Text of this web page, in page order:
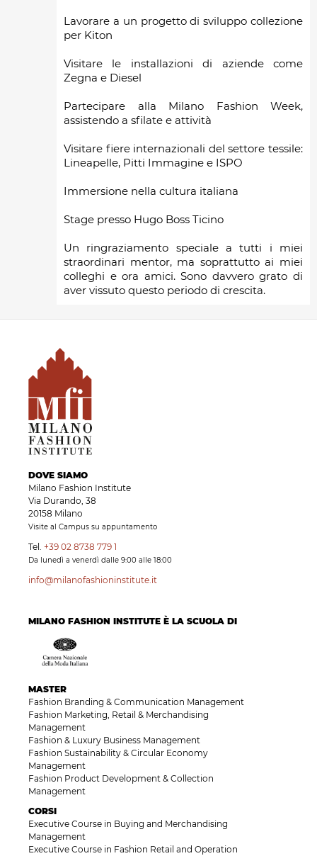
Lavorare a un progetto di sviluppo collezione
per Kiton
Visitare le installazioni di aziende come
Zegna e Diesel
Partecipare alla Milano Fashion Week,
assistendo a sfilate e attività
Visitare fiere internazionali del settore tessile:
Lineapelle, Pitti Immagine e ISPO
Immersione nella cultura italiana
Stage presso Hugo Boss Ticino
Un ringraziamento speciale a tutti i miei
straordinari mentor, ma soprattutto ai miei
colleghi e ora amici. Sono davvero grato di
aver vissuto questo periodo di crescita.
DOVE SIAMO
Milano Fashion Institute
Via Durando, 38
20158 Milano
Visite al Campus su appuntamento
Tel. +39 02 8738 779 1
Da lunedì a venerdì dalle 9:00 alle 18:00
info@milanofashioninstitute.it
MILANO FASHION INSTITUTE È LA SCUOLA DI
MASTER
Fashion Branding & Communication Management
Fashion Marketing, Retail & Merchandising
Management
Fashion & Luxury Business Management
Fashion Sustainability & Circular Economy
Management
Fashion Product Development & Collection
Management
CORSI
Executive Course in Buying and Merchandising
Management
Executive Course in Fashion Retail and Operation